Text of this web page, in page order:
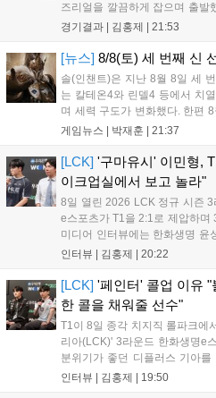
즈리얼을 깔끔하게 잡으며 출발
웃'의 신드라가 맹활약하며 초
었...
경기결과 | 김홍제 21:53
[뉴스] 8/8(토) 세 번째 신
솔(인챈트)은 지난 8월 8일 세
는 칼테온4와 린델4 등에서 치
며 세력 구도가 변화했다. 한편
통해 월드 콘텐츠가 추가될 예
더욱 가속화될 전망이다....
게임뉴스 | 박재훈 21:37
[LCK] '구마유시' 이민형,
이크업실에서 보고 놀라"
8일 열린 2026 LCK 정규 시즌
e스포츠가 T1을 2:1로 제압하며
미디어 인터뷰에는 한화생명 윤
다. 먼저 승리 소감에 대해 윤성
인터뷰 | 김홍제 20:22
[LCK] '페인터' 콜업 이유
한 콜을 채워줄 선수"
T1이 8일 종각 치지직 롤파크에
리아(LCK)' 3라운드 한화생명e
분위기가 좋던 디플러스 기아
을 빼고 신예 '페인터' 김은후를
인터뷰 | 김홍제 19:50